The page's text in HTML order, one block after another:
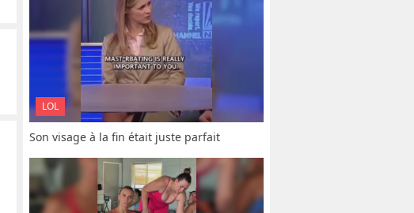
LOL
Son visage à la fin était juste parfait